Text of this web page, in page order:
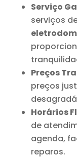
Serviço
serviços
Preços
preços
Horários
de
agenda,
reparos.